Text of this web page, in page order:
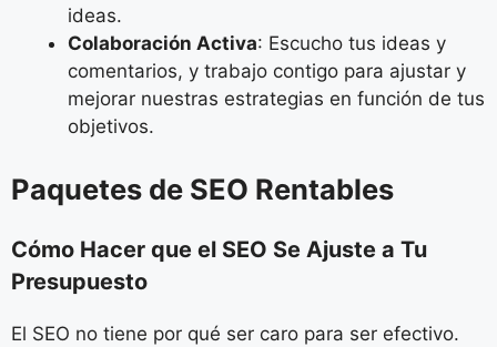
ideas.
Colaboración Activa: Escucho tus ideas y
comentarios, y trabajo contigo para ajustar y
mejorar nuestras estrategias en función de tus
objetivos.
Paquetes de SEO Rentables
Cómo Hacer que el SEO Se Ajuste a Tu
Presupuesto
El SEO no tiene por qué ser caro para ser efectivo.